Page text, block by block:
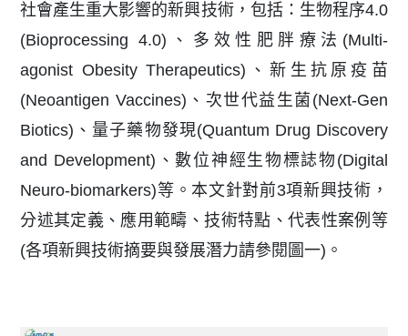
社會產生重大影響的新興技術，包括：生物程序4.0
(Bioprocessing 4.0)、多效性肥胖療法(Multi-
agonist Obesity Therapeutics)、新生抗原疫苗
(Neoantigen Vaccines)、次世代益生菌(Next-Gen
Biotics)、量子藥物發現(Quantum Drug Discovery
and Development)、數位神經生物標誌物(Digital
Neuro-biomarkers)等。本文針對前3項新興技術，
分述其定義、應用範疇、技術特點、代表性案例等
(各項新興技術摘要與發展潛力請參閱圖一)。